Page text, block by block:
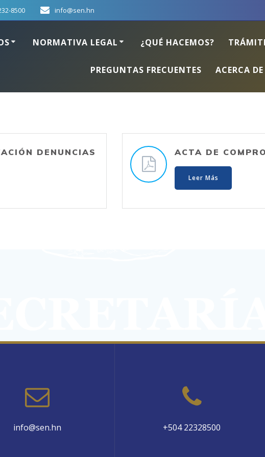
8500 info@sen.hn
NORMATIVA LEGAL ¿QUÉ HACEMOS?
PREGUNTAS FRECUENTES ACERCA DE
DENUNCIAS ACTA DE
Leer Más
info@sen.hn +504 22328500